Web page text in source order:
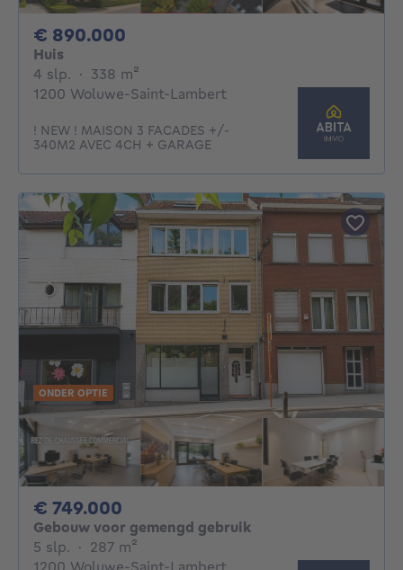
€ 890.000
Huis
4 slp. 4 slaapkamers
· 338 m²
1200 Woluwe-Saint-Lambert
! NEW ! MAISON 3 FACADES +/-
340M2 AVEC 4CH + GARAGE
ONDER OPTIE
€ 749.000
Gebouw voor gemengd gebruik
5 slp. 5 slaapkamers
· 287 m²